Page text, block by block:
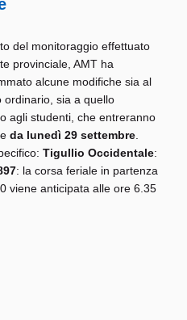
del monitoraggio effettuato
provinciale, AMT ha
alcune modifiche sia al
ordinario, sia a quello
agli studenti, che entreranno
da lunedì 29 settembre.
Tigullio Occidentale:
: la corsa feriale in partenza
viene anticipata alle ore 6.35